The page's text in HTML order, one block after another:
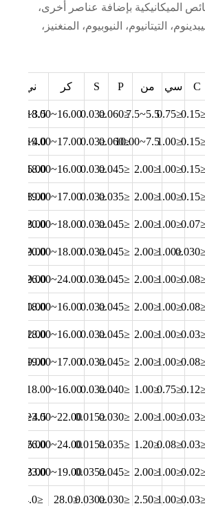
الميكانيكية بإضافة عناصر أخرى،
التيتانيوم، النيوبيوم، المنغنيز،
C سي من P
S كر ني
≤0.15
≤0.75
5.5~7.5
≤0.060
≤0.03
16.00~18.00
3.5~5.5
≤0.15
≤1.00
7.5~10.00
≤0.060
≤0.03
17.00~19.00
4.0~6.0
≤0.15
≤1.00
≤2.00
≤0.045
≤0.03
16.00~18.00
6.00~8.00
≤0.15
≤1.00
≤2.00
≤0.035
≤0.03
17.00~19.00
8.00~10.00
≤0.07
≤1.00
≤2.00
≤0.045
≤0.03
18.00~20.00
8.00~10.50
≤0.030
≤1.00
≤2.00
≤0.045
≤0.03
18.00~20.00
9.00~13.00
≤0.08
≤1.00
≤2.00
≤0.045
≤0.03
24.00~26.00
19.00~22.00
≤0.08
≤1.00
≤2.00
≤0.045
≤0.03
16.00~18.00
10.00~14.00
≤0.03
≤1.00
≤2.00
≤0.045
≤0.03
16.00~18.00
12.00~15.00
≤0.08
≤1.00
≤2.00
≤0.045
≤0.03
17.00~19.00
9.00~13.00
≤0.12
≤0.75
≤1.00
≤0.040
≤0.03
16.00~18.00
≤0.03
≤1.00
≤2.00
≤0.030
≤0.015
22.00~23.00
4.5~6.5
≤0.03
≤0.08
≤1.20
≤0.035
≤0.015
24.00~26.00
6.00~8.00
≤0.02
≤1.00
≤2.00
≤0.045
≤0.035
19.00~23.00
23.00~28.00
≤0.03
≤1.00
≤2.50
≤0.030
≤0.030
≤28.0
≤34.0